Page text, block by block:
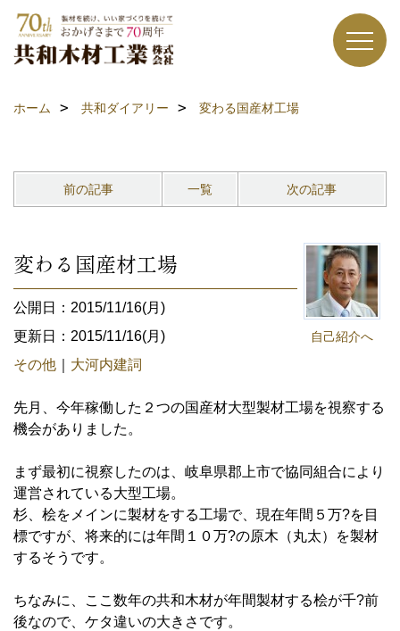
ホーム 共和ダイアリー 変わる国産材工場
前の記事 一覧 次の記事
自己紹介へ
変わる国産材工場
公開日：2015/11/16(月)
更新日：2015/11/16(月)
その他
大河内建詞
先月、今年稼働した２つの国産材大型製材工場を視察する
機会がありました。
まず最初に視察したのは、岐阜県郡上市で協同組合により
運営されている大型工場。
杉、桧をメインに製材をする工場で、現在年間５万?を目
標ですが、将来的には年間１０万?の原木（丸太）を製材
するそうです。
ちなみに、ここ数年の共和木材が年間製材する桧が千?前
後なので、ケタ違いの大きさです。